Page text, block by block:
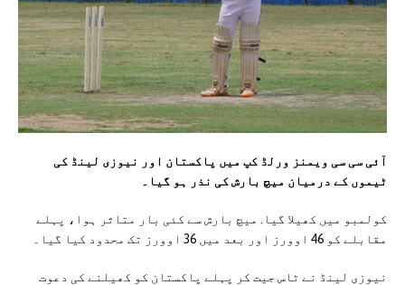
آئی سی سی ویمنز ورلڈ کپ میں پاکستان اور نیوزی لینڈ کی
ٹیموں کے درمیان میچ بارش کی نذر ہو گیا۔
کولمبو میں کھیلا گیا. میچ بارش سے کئی بار متاثر ہوا، پہلے
مقابلے کو 46 اوورز اور بعد میں 36 اوورز تک محدود کیا گیا۔
نیوزی لینڈ نے ٹاس جیت کر پہلے پاکستان کو کھیلنے کی دعوت